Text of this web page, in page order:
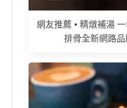
網友推薦 • 精燉補湯
排骨全新網路